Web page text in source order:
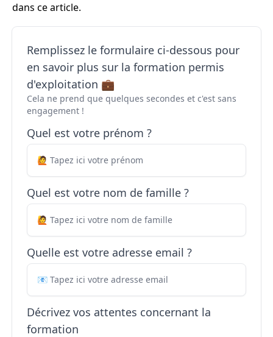
dans ce article.
Remplissez le formulaire ci-dessous pour
en savoir plus sur la formation permis
d'exploitation 💼
Cela ne prend que quelques secondes et c'est sans
engagement !
Quel est votre prénom ?
Quel est votre nom de famille ?
Quelle est votre adresse email ?
Décrivez vos attentes concernant la
formation